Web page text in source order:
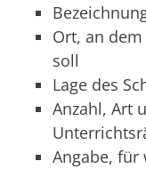
Ort, an
soll
Lage des
Anzahl, Art
Angabe, für